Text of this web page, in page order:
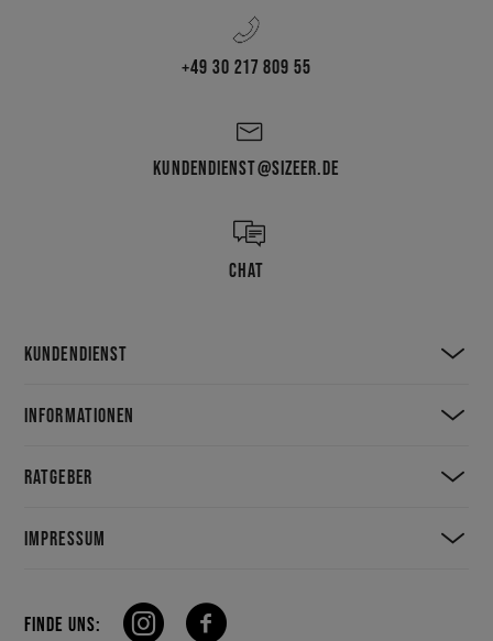
+49 30 217 809 55
KUNDENDIENST@SIZEER.DE
CHAT
KUNDENDIENST
INFORMATIONEN
RATGEBER
IMPRESSUM
FINDE UNS: